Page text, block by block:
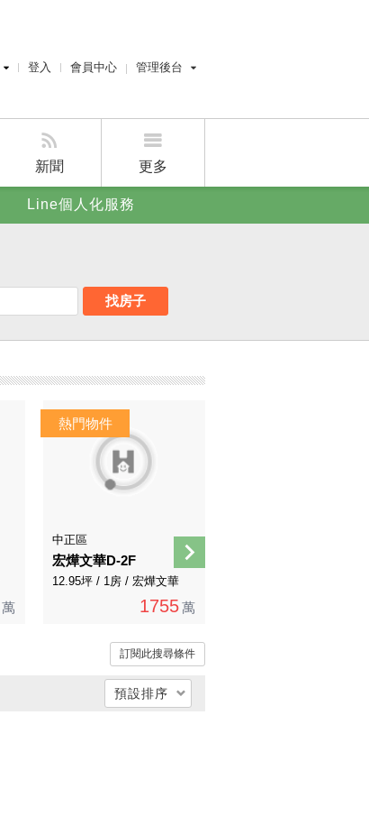
登入 會員中心 管理後台
屋主管理後台
新聞 更多
賣屋刊登
Line個人化服務
找房子
萬
中正區
宏燁文華D-2F
12.95坪 / 1房 / 宏燁文華
1755 萬
訂閱此搜尋條件
預設排序